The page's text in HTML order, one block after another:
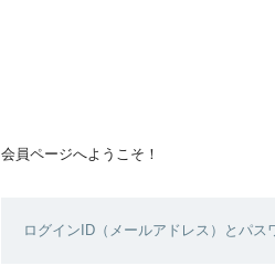
会員ページへようこそ！
ログインID（メールアドレス）とパス